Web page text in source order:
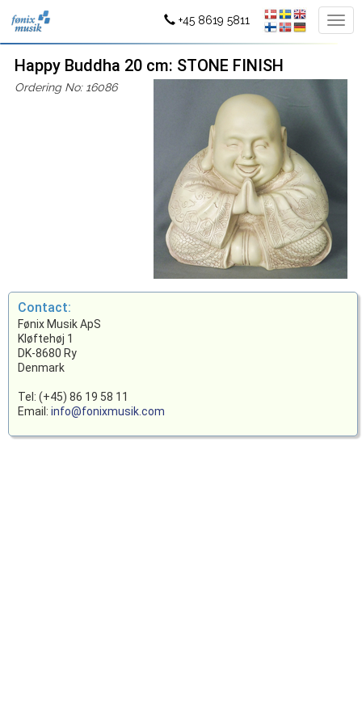
+45 8619 5811
Happy Buddha 20 cm: STONE FINISH
Ordering No: 16086
Contact:
Fønix Musik ApS
Kløftehøj 1
DK-8680 Ry
Denmark
Tel: (+45) 86 19 58 11
Email: info@fonixmusik.com